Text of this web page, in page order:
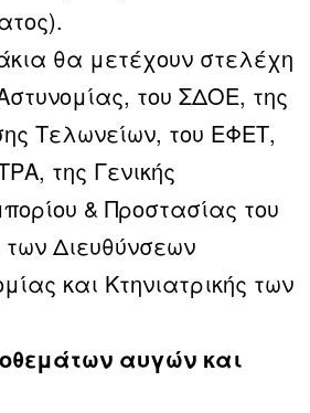
θα μετέχουν στελέχη
του ΣΔΟΕ, της
Τελωνείων, του ΕΦΕΤ,
της Γενικής
& Προστασίας του
Διευθύνσεων
και Κτηνιατρικής των
αυγών και